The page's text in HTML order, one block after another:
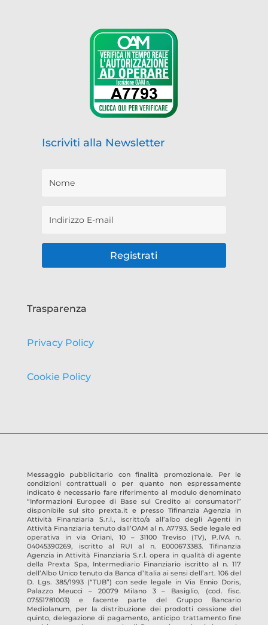
Iscriviti alla Newsletter
Registrati
Trasparenza
Privacy Policy
Cookie Policy
Messaggio pubblicitario con finalità promozionale. Per le
condizioni contrattuali o per quanto non espressamente
indicato è necessario fare riferimento al modulo denominato
“Informazioni Europee di Base sul Credito ai consumatori”
disponibile sul sito prexta.it e presso Tifinanzia Agenzia in
Attività Finanziaria S.r.l., iscritto/a all’albo degli Agenti in
Attività Finanziaria tenuto dall’OAM al n. A7793. Sede legale ed
operativa in via Oriani, 10 – 31100 Treviso (TV), P.IVA n.
04045390269, iscritto al RUI al n. E000673383.Tifinanzia
Agenzia in Attività Finanziaria S.r.l. opera in qualità di agente
della Prexta Spa, Intermediario Finanziario iscritto al n. 117
dell’Albo Unico tenuto da Banca d’Italia ai sensi dell’art. 106 del
D. Lgs. 385/1993 (“TUB”) con sede legale in Via Ennio Doris,
Palazzo Meucci – 20079 Milano 3 – Basiglio, (cod. fisc.
07551781003) e facente parte del Gruppo Bancario
Mediolanum, per la distribuzione dei prodotti cessione del
quinto, delegazione di pagamento, anticipo trattamento fine